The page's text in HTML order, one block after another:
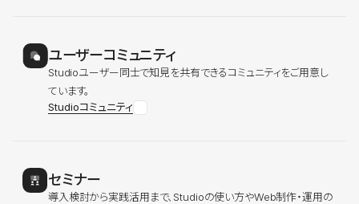
ユーザーコミュニティ
Studioユーザー同士で知見を共有できるコミュニティをご用意し
ています。
Studioコミュニティ
セミナー
導入検討から実践活用まで、Studioの使い方やWeb制作・運用の